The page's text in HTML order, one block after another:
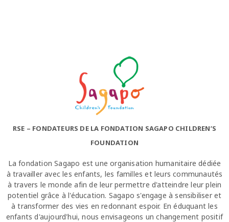
RSE – FONDATEURS DE LA FONDATION SAGAPO CHILDREN’S
FOUNDATION
La fondation Sagapo est une organisation humanitaire dédiée
à travailler avec les enfants, les familles et leurs communautés
à travers le monde afin de leur permettre d'atteindre leur plein
potentiel grâce à l'éducation. Sagapo s'engage à sensibiliser et
à transformer des vies en redonnant espoir. En éduquant les
enfants d'aujourd'hui, nous envisageons un changement positif